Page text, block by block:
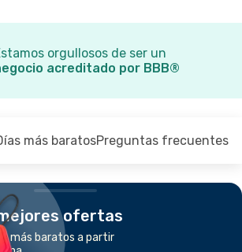
orgullosos de ser un
acreditado por BBB®
más baratosPreguntas frecuentes
ofertas
más baratos a partir